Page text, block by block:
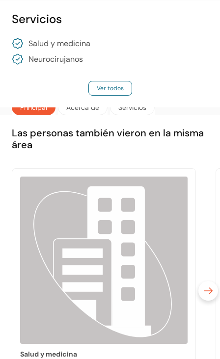
Principal Acerca de Servicios
Servicios
Salud y medicina
Neurocirujanos
Ver todos
Las personas también vieron en la misma
área
Salud y medicina